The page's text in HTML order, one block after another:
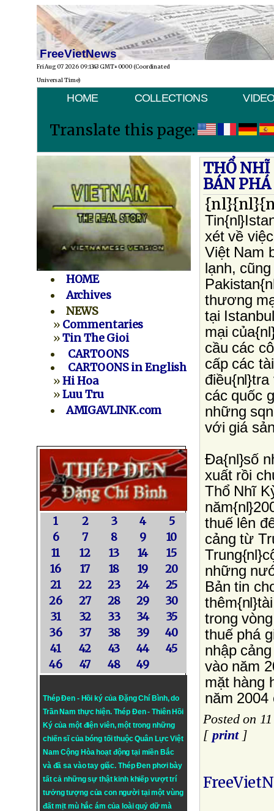
FreeVietNews
Fri Aug 07 2026 09:13:43 GMT+0000 (Coordinated
Universal Time)
HOME COLLECTIONS
Translate this page:
HOME
Archives
NEWS
» Commentaries
»Tin The Gioi
CARTOONS
CARTOONS in English
»Hi Hoa
»Luu Tru
AMIGAVLINK.com
1 2 3 4
5
6
7 8 9
10
11
12 13 14
15
16
17 18 19
20
21
22 23 24
25
26
27 28 29
30
31
32 33 34
35
36
37 38 39
40
41
42 43 44
45
46
47 48 49
Thép Đen - Hồi ký của Đặng Chí Bình, do
Trần Nam thực hiện. Thép Đen- Thiên Hồi
Ký của một điện viên, một trong những
chiến sĩ của bóng tối thuộc Quân Lực Việt
Nam Cộng Hòa hoạt động tại miền Bắc
và đã sa vào tay giặc. Thép Đen phơi bày
tất cả những sự thật kinh khiếp vượt trí
tưởng tượng của con người tại một vùng
đất mịt mù hắc ám của loài quỷ dữ mà
THỔ NHĨ
BÁN
xét về
Việt Nam
lạnh,
thương
tại
mại
cầu các
cấp các
các quốc
những
với giá
Ða{nl}số
xuất rồi
Thổ Nhĩ
thuế lên
cảng từ
những
Bản tin
trong
thuế phá
nhập
vào năm
mặt hàng
năm 2004
Posted on
[ print]